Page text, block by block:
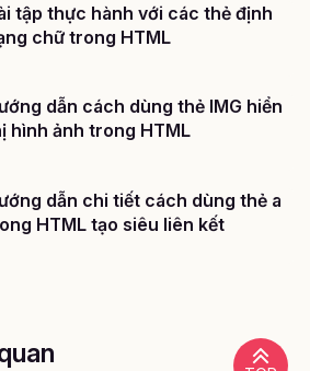
tập thực hành với các thẻ định
chữ trong HTML
dẫn cách dùng thẻ IMG hiển
hình ảnh trong HTML
dẫn chi tiết cách dùng thẻ a
HTML tạo siêu liên kết